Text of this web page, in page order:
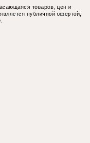
товаров, цен и
публичной офертой,